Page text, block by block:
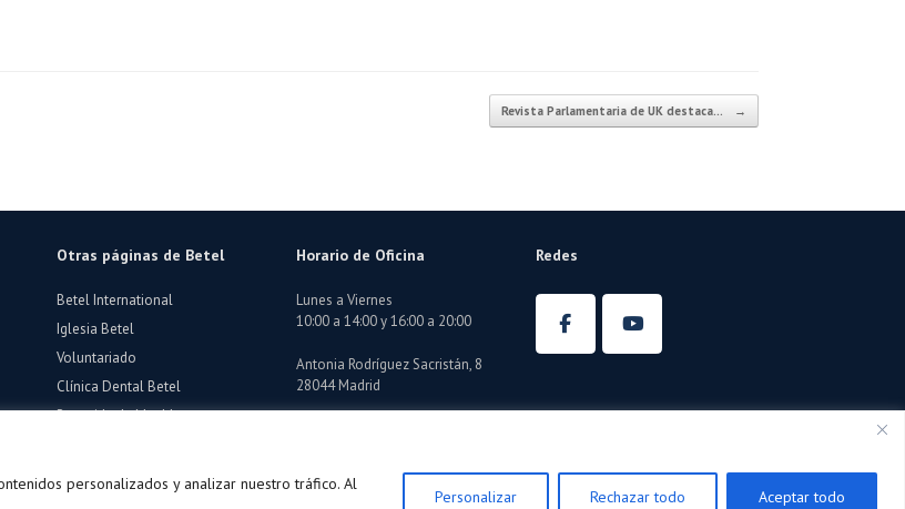
personalizados y analizar nuestro tráfico. Al
Personalizar Rechazar todo Aceptar todo
Revista Parlamentaria de UK destaca… →
Otras páginas de Betel
Betel International
Iglesia Betel
Voluntariado
Clínica Dental Betel
Recogida de Muebles
Horario de Oficina
Lunes a Viernes
10:00 a 14:00 y 16:00 a 20:00
Antonia Rodríguez Sacristán, 8
28044 Madrid
Redes
Política de Privacidad Tema de SiteOrigin